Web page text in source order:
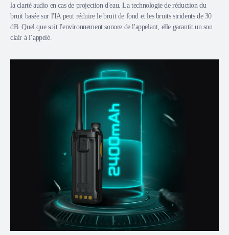
la clarté audio en cas de projection d'eau. La technologie de réduction du
bruit basée sur l'IA peut réduire le bruit de fond et les bruits stridents de 30
dB. Quel que soit l'environnement sonore de l'appelant, elle garantit un son
clair à l’appelé.